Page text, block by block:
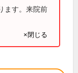
ます。来院前
×閉じる